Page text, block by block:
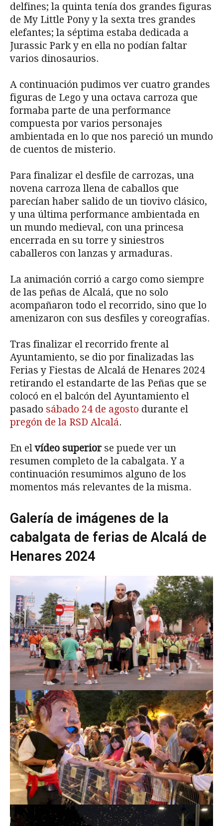
delfines; la quinta tenía dos grandes figuras
de My Little Pony y la sexta tres grandes
elefantes; la séptima estaba dedicada a
Jurassic Park y en ella no podían faltar
varios dinosaurios.
A continuación pudimos ver cuatro grandes
figuras de Lego y una octava carroza que
formaba parte de una performance
compuesta por varios personajes
ambientada en lo que nos pareció un mundo
de cuentos de misterio.
Para finalizar el desfile de carrozas, una
novena carroza llena de caballos que
parecían haber salido de un tiovivo clásico,
y una última performance ambientada en
un mundo medieval, con una princesa
encerrada en su torre y siniestros
caballeros con lanzas y armaduras.
La animación corrió a cargo como siempre
de las peñas de Alcalá, que no solo
acompañaron todo el recorrido, sino que lo
amenizaron con sus desfiles y coreografías.
Tras finalizar el recorrido frente al
Ayuntamiento, se dio por finalizadas las
Ferias y Fiestas de Alcalá de Henares 2024
retirando el estandarte de las Peñas que se
colocó en el balcón del Ayuntamiento el
pasado sábado 24 de agosto durante el
pregón de la RSD Alcalá.
En elvídeo superiorse puede ver un
resumen completo de la cabalgata. Y a
continuación resumimos alguno de los
momentos más relevantes de la misma.
Galería de imágenes de la
cabalgata de ferias de Alcalá de
Henares 2024